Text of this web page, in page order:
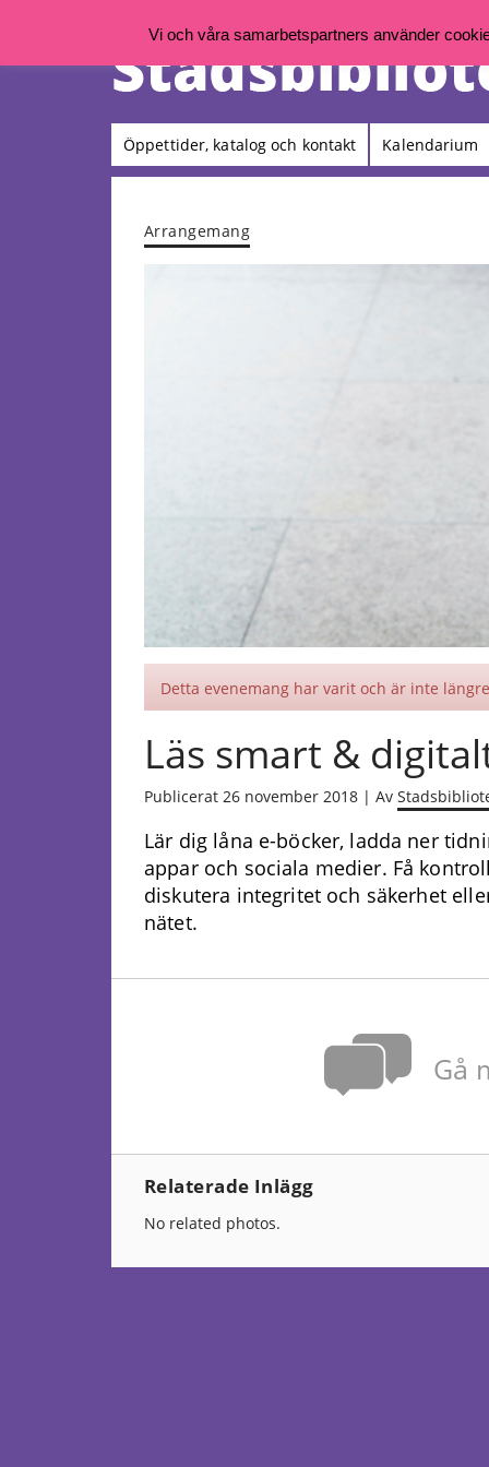
Öppettider, katalog och kontakt Kalendarium
Arrangemang
Detta evenemang har varit och är inte
Läs smart &
Publicerat 26 november 2018 | Av
Lär dig låna e-böcker, ladda ner
appar och sociala medier. Få
diskutera integritet och säkerhet
nätet.
Gå
Relaterade Inlägg
No related photos.
Vi och våra samarbetspartners använder